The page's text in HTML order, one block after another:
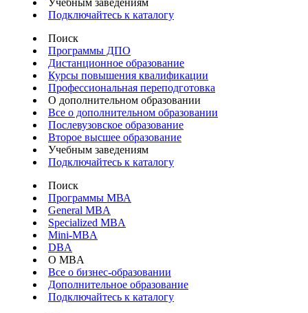
Подключайтесь к каталогу
Поиск
Программы ДПО
Дистанционное образование
Курсы повышения квалификации
Профессиональная переподготовка
О дополнительном образовании
Все о дополнительном образовании
Послевузовское образование
Второе высшее образование
Учебным заведениям
Подключайтесь к каталогу
Поиск
Программы МВА
General MBA
Specialized MBA
Mini-MBA
DBA
О MBA
Все о бизнес-образовании
Дополнительное образование
Подключайтесь к каталогу